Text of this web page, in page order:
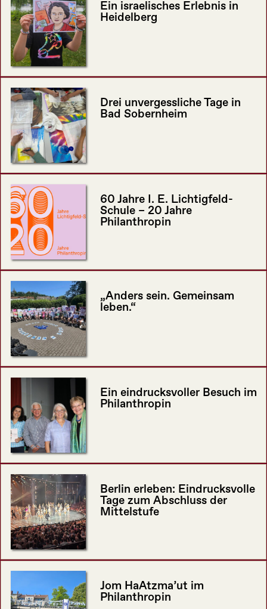
Ein israelisches Erlebnis in
Heidelberg
Drei unvergessliche Tage in
Bad Sobernheim
60 Jahre I. E. Lichtigfeld-
Schule – 20 Jahre
Philanthropin
„Anders sein. Gemeinsam
leben.“
Ein eindrucksvoller Besuch im
Philanthropin
Berlin erleben: Eindrucksvolle
Tage zum Abschluss der
Mittelstufe
Jom HaAtzma’ut im
Philanthropin